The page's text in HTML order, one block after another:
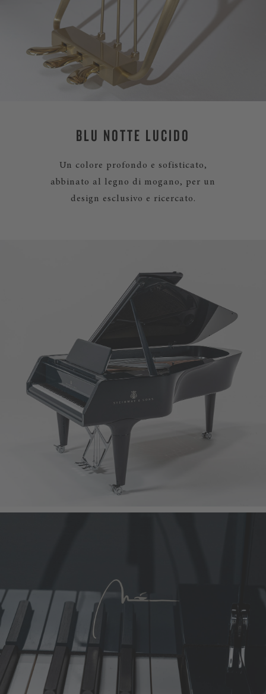
BLU NOTTE LUCIDO
Un colore profondo e sofisticato,
abbinato al legno di mogano, per un
design esclusivo e ricercato.